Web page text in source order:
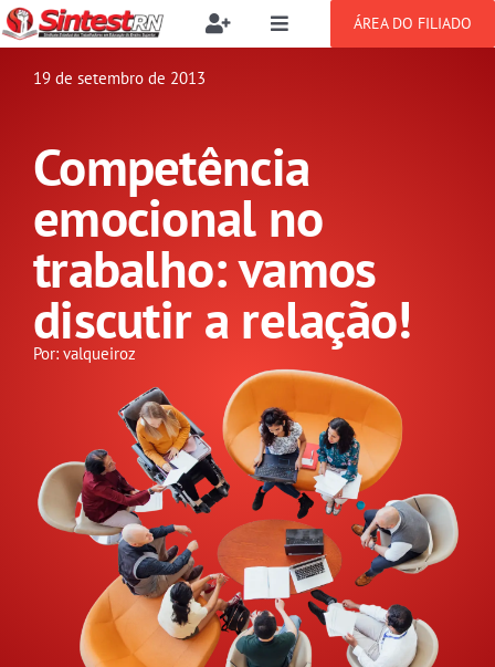
Ir
para
Toggle
Buscar
resultados
Filie-se
Benefícios
Setor jurídico
Toggle
SOBRE
NOTÍCIAS
PUBLICAÇÕES
CONGRESSOS
DOCUMENTOS
GALERIA
ÁREA DO FILIADO
19 de setembro de 2013
Competência
emocional no
trabalho: vamos
discutir a relação!
Por: valqueiroz